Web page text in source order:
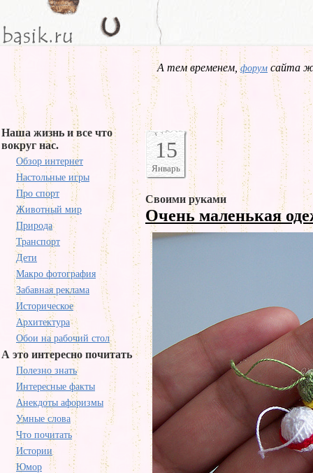
А тем временем,форум сайта
Наша жизнь и все что
вокруг нас.
Обзор интернет
Настольные игры
Про спорт
Животный мир
Природа
Транспорт
Дети
Макро фотография
Забавная реклама
Историческое
Архитектура
Обои на рабочий стол
А это интересно почитать
Полезно знать
Интересные факты
Анекдоты афоризмы
Умные слова
Что почитать
Истории
Юмор
15
Январь
Своими руками
Очень маленькая